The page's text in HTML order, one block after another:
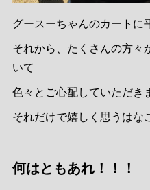
グースーちゃんのカート
それから、たくさんの方々
いて
色々とご心配していただき
それだけで嬉しく思うはな
何はともあれ！！！